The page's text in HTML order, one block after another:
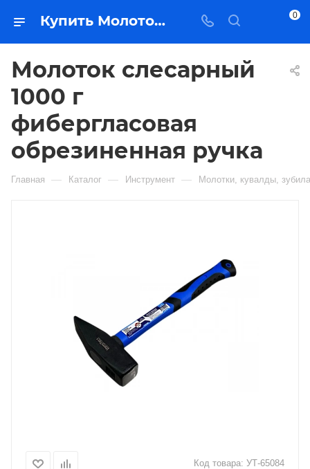
Купить Молоток слесарный 1000 г фибергласовая обрезиненная ручка в Якутске — цена, характеристики, подбор | Востоктехторг 0
Молоток слесарный
1000 г
фибергласовая
обрезиненная ручка
Главная — Каталог — Инструмент — Молотки, кувалды, зубила
Код товара: УТ-65084